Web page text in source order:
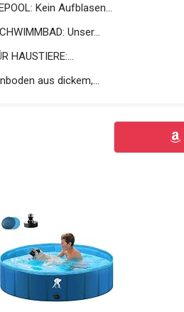
Kein Aufblasen...
Unser...
HAUSTIERE:...
aus dickem,...